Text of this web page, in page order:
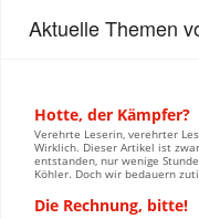
Aktuelle Themen
Hotte, der Kämpfer?
Verehrte Leserin, verehrter
Wirklich. Dieser Artikel ist
entstanden, nur wenige
Köhler. Doch wir bedauern
Die Rechnung, bitte!